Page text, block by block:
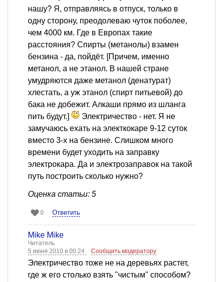
нашу? Я, отправляясь в отпуск, только в
одну сторону, преодолеваю чуток поболее,
чем 4000 км. Где в Европах такие
расстояния? Спирты (метанолы) взамен
бензина - да, пойдёт. [Причем, именно
метанол, а не этанол. В нашей стране
умудряются даже метанол (денатурат)
хлестать, а уж этанол (спирт питьевой) до
бака не добежит. Алкаши прямо из шланга
пить будут.]
Электричество - нет. Я не
замучаюсь ехать на электкокаре 9-12 суток
вместо 3-х на бензине. Слишком много
времени будет уходить на заправку
электрокара. Да и электрозаправок на такой
путь построить сколько нужно?
Оценка статьи: 5
0 Ответить
Mike Mike
Читатель
5 июня 2010 в 00:24
Сообщить модератору
Электричество тоже не на деревьях растет,
где ж его столько взять "чистым" способом?